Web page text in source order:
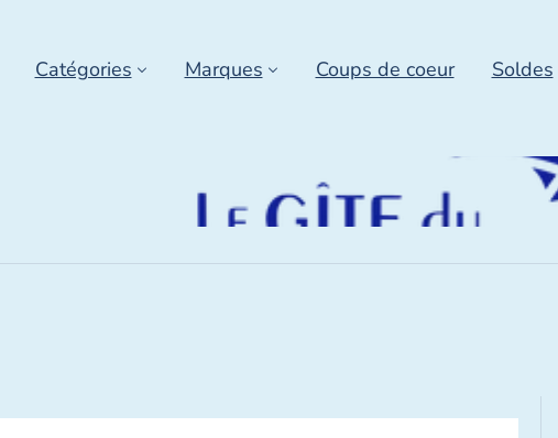
Catégories Marques Coups de coeur Soldes